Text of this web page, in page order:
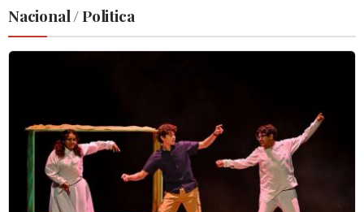
Nacional / Politica